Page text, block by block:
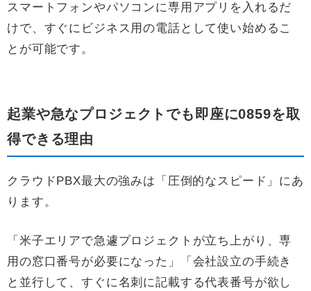
スマートフォンやパソコンに専用アプリを入れるだ
けで、すぐにビジネス用の電話として使い始めるこ
とが可能です。
起業や急なプロジェクトでも即座に0859を取
得できる理由
クラウドPBX最大の強みは「圧倒的なスピード」にあ
ります。
「米子エリアで急遽プロジェクトが立ち上がり、専
用の窓口番号が必要になった」「会社設立の手続き
と並行して、すぐに名刺に記載する代表番号が欲し